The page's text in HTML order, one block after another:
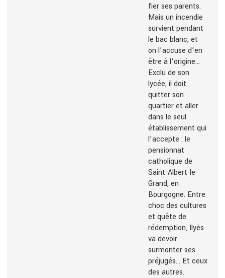
fier ses parents.
Mais un incendie
survient pendant
le bac blanc, et
on l’accuse d’en
être à l’origine…
Exclu de son
lycée, il doit
quitter son
quartier et aller
dans le seul
établissement qui
l’accepte : le
pensionnat
catholique de
Saint-Albert-le-
Grand, en
Bourgogne. Entre
choc des cultures
et quête de
rédemption, Ilyès
va devoir
surmonter ses
préjugés… Et ceux
des autres.